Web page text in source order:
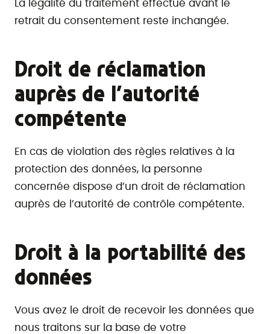
La légalité du traitement effectué avant le
retrait du consentement reste inchangée.
Droit de réclamation
auprès de l’autorité
compétente
En cas de violation des règles relatives à la
protection des données, la personne
concernée dispose d’un droit de réclamation
auprès de l’autorité de contrôle compétente.
Droit à la portabilité des
données
Vous avez le droit de recevoir les données que
nous traitons sur la base de votre